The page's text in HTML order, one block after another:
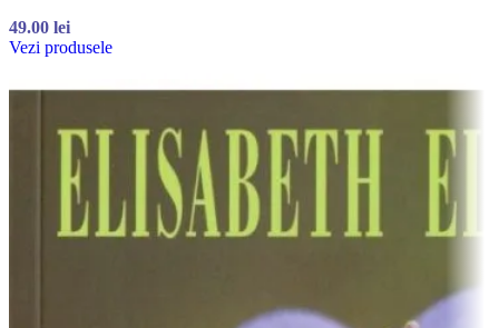
49.00 lei
Vezi produsele